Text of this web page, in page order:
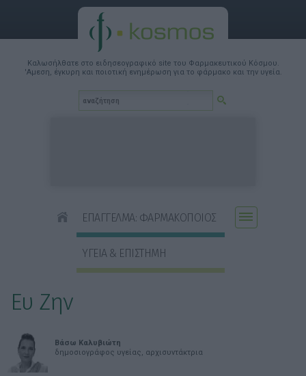
Καλωσήλθατε στο ειδησεογραφικό site του Φαρμακευτικού Κόσμου.
'Αμεση, έγκυρη και ποιοτική ενημέρωση για το φάρμακο και την υγεία.
ΕΠΑΓΓΕΛΜΑ: ΦΑΡΜΑΚΟΠΟΙΟΣ
ΥΓΕΙΑ & ΕΠΙΣΤΗΜΗ
Ευ Ζην
Βάσω Καλυβιώτη
δημοσιογράφος υγείας, αρχισυντάκτρια